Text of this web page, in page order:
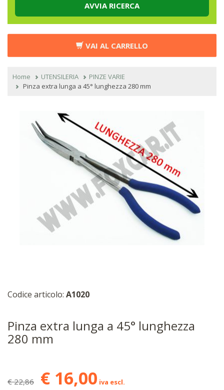
AVVIA RICERCA
VAI AL CARRELLO
Home UTENSILERIA
PINZE VARIE
Pinza extra lunga a 45° lunghezza 280 mm
Codice articolo: A1020
Pinza extra lunga a 45° lunghezza
280 mm
€ 22,86 € 16,00 iva escl.